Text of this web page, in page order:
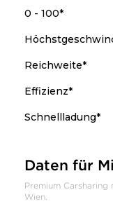
0 - 100*
Reichweite*
Effizienz*
Schnellladung*
Daten für
Premium Carsharing
Wien.